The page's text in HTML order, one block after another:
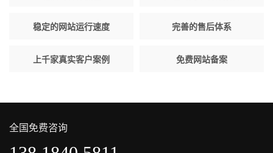
稳定的网站运行速度 完善的售后体系
上千家真实客户案例 免费网站备案
全国免费咨询